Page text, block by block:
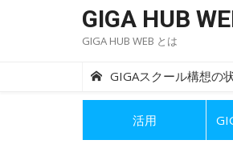
GIGA HUB
GIGA HUB WEB とは
GIGAスクール構想の
活用